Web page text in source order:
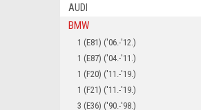
AUDI
BMW
1 (E81) ('06.-'12.)
1 (E87) ('04.-'11.)
1 (F20) ('11.-'19.)
1 (F21) ('11.-'19.)
3 (E36) ('90.-'98.)